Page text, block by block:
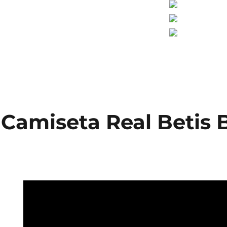
Real Betis